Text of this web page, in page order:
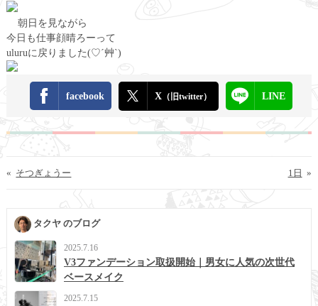
朝日を見ながら
今日も仕事顔晴ろーって
uluruに戻りました(♡´艸`)
facebook X（旧twitter） LINE
« そつぎょうー »
1日
タクヤ のブログ
2025.7.16
V3ファンデーション取扱開始｜男女に人気の次世代
ベースメイク
2025.7.15